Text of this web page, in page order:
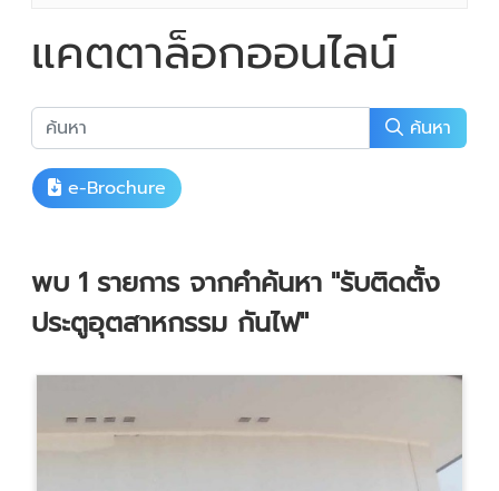
แคตตาล็อกออนไลน์
ค้นหา
e-Brochure
พบ 1 รายการ จากคำค้นหา "รับติดตั้ง
ประตูอุตสาหกรรม กันไฟ"